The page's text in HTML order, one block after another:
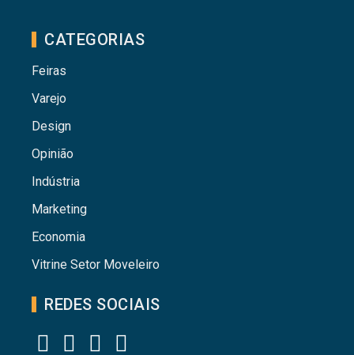
CATEGORIAS
Feiras
Varejo
Design
Opinião
Indústria
Marketing
Economia
Vitrine Setor Moveleiro
REDES SOCIAIS